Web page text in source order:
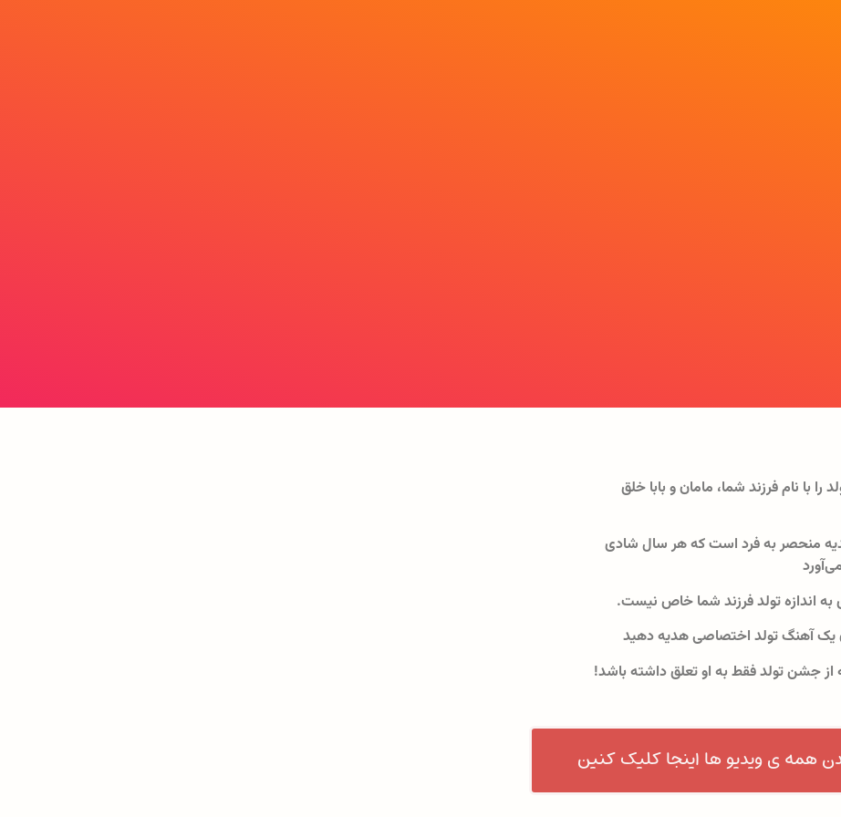
را با نام فرزند شما، مامان و بابا خلق
منحصر به فرد است که هر سال شادی
اندازه تولد فرزند شما خاص نیست.
یک آهنگ تولد اختصاصی هدیه دهید
از جشن تولد فقط به او تعلق داشته باشد!
همه ی ویدیو ها اینجا کلیک کنین